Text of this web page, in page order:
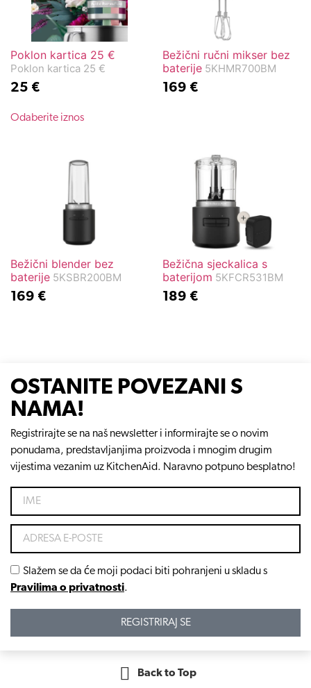
Poklon kartica 25 €
Poklon kartica 25 €
25 €
Odaberite iznos
Bežični ručni mikser bez
baterije 5KHMR700BM
169 €
Bežični blender bez
baterije 5KSBR200BM
169 €
Bežična sjeckalica s
baterijom 5KFCR531BM
189 €
OSTANITE POVEZANI S
NAMA!
Registrirajte se na naš newsletter i informirajte se o novim
ponudama, predstavljanjima proizvoda i mnogim drugim
vijestima vezanim uz KitchenAid. Naravno potpuno besplatno!
Slažem se da će moji podaci biti pohranjeni u skladu s
Pravilima o privatnosti.
REGISTRIRAJ SE
Back to Top